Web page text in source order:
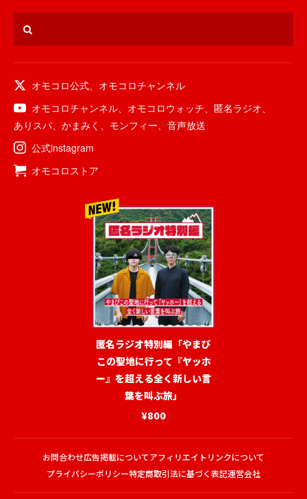
オモコロ公式
オモコロチャンネル
オモコロチャンネル
オモコロウォッチ 匿名ラジオ
ありスパ
かまみく モンフィー
音声放送
公式instagram
オモコロストア
匿名ラジオ特別編「やまび
この聖地に行って『ヤッホ
ー』を超える全く新しい言
葉を叫ぶ旅」
¥800
お問合わせ広告掲載についてアフィリエイトリンクについて
プライバシーポリシー特定商取引法に基づく表記運営会社